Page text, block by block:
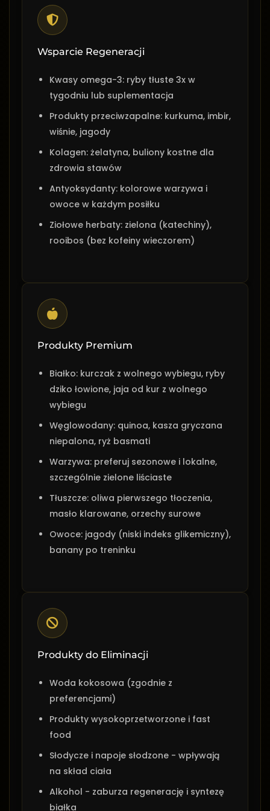
Wsparcie Regeneracji
Kwasy omega-3: ryby tłuste 3x w
tygodniu lub suplementacja
Produkty przeciwzapalne: kurkuma, imbir,
wiśnie, jagody
Kolagen: żelatyna, buliony kostne dla
zdrowia stawów
Antyoksydanty: kolorowe warzywa i
owoce w każdym posiłku
Ziołowe herbaty: zielona (katechiny),
rooibos (bez kofeiny wieczorem)
Produkty Premium
Białko: kurczak z wolnego wybiegu, ryby
dziko łowione, jaja od kur z wolnego
wybiegu
Węglowodany: quinoa, kasza gryczana
niepalona, ryż basmati
Warzywa: preferuj sezonowe i lokalne,
szczególnie zielone liściaste
Tłuszcze: oliwa pierwszego tłoczenia,
masło klarowane, orzechy surowe
Owoce: jagody (niski indeks glikemiczny),
banany po treninku
Produkty do Eliminacji
Woda kokosowa (zgodnie z
preferencjami)
Produkty wysokoprzetworzone i fast
food
Słodycze i napoje słodzone - wpływają
na skład ciała
Alkohol - zaburza regenerację i syntezę
białka